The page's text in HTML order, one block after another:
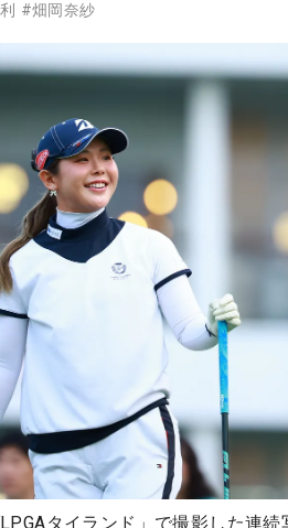
#畑岡奈紗
タイランド」で撮影した連